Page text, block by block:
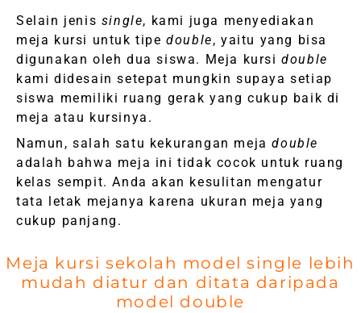
Selain jenis single, kami juga menyediakan
meja kursi untuk tipedouble, yaitu yang bisa
digunakan oleh dua siswa. Meja kursi double
kami didesain setepat mungkin supaya setiap
siswa memiliki ruang gerak yang cukup baik di
meja atau kursinya.
Namun, salah satu kekurangan mejadouble
adalah bahwa meja ini tidak cocok untuk ruang
kelas sempit. Anda akan kesulitan mengatur
tata letak mejanya karena ukuran meja yang
cukup panjang.
Meja kursi sekolah model single lebih
mudah diatur dan ditata daripada
model double